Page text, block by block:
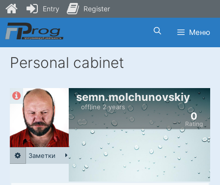
Skip
to
content
Меню
Personal cabinet
semn.molchunovskiy
offline 2 years
Rating
0
Заметки
Entry Register